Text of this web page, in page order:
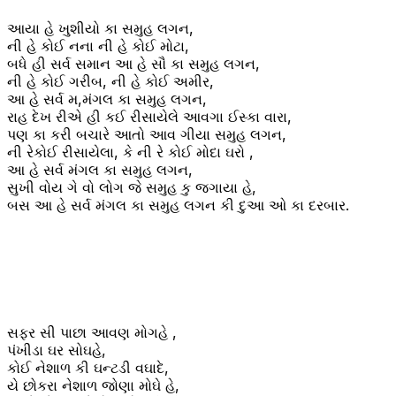
આયા હે ખુશીયો કા સમુહ લગન,
ની હે કોઈ નના ની હે કોઈ મોટા,
બધે હી સર્વ સમાન આ હે સૌ કા સમુહ લગન,
ની હે કોઈ ગરીબ, ની હે કોઈ અમીર,
આ હે સર્વ મ,મંગલ કા સમુહ લગન,
રાહ દેખ રીએ હી કઈ રીસાયેલે આવગા ઈસ્કા વારા,
પણ કા કરી બચારે આતો આવ ગીયા સમુહ લગન,
ની રેકોઈ રીસાયેલા, કે ની રે કોઈ મોદા ઘરો ,
આ હે સર્વ મંગલ કા સમુહ લગન,
સુખી વોય ગે વો લોગ જે સમુહ કુ જગાયા હે,
બસ આ હે સર્વ મંગલ કા સમુહ લગન કી દુઆ ઓ કા દરબાર.
સફર સી પાછા આવણ મોગહે ,
પંખીડા ઘર સોઘહે,
કોઈ નેશાળ કી ઘન્ટડી વઘાદે,
યે છોકરા નેશાળ જોણા મોઘે હે,